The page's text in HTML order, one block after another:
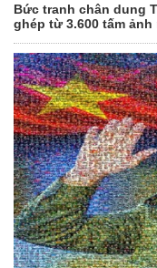
Bức tranh chân dung
ghép từ 3.600 tấm ảnh